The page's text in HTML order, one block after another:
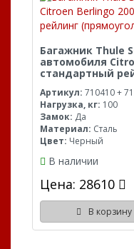
Багажник Thule
автомобиля
стандартный
Артикул: 710410 +
Нагрузка, кг: 100
Замок: Да
Материал: Сталь
Цвет: Черный
В наличии
Цена: 28610
В корзину